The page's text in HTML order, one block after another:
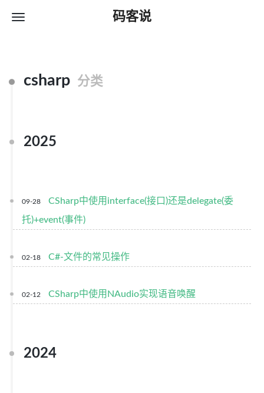
码客说
csharp 分类
2025
09-28
CSharp中使用interface(接口)还是delegate(委
托)+event(事件)
02-18 C#-文件的常见操作
02-12 CSharp中使用NAudio实现语音唤醒
2024